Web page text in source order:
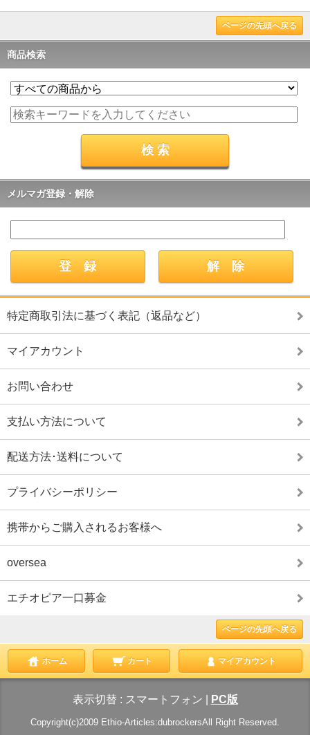
ページの先頭へ戻る
商品検索
メルマガ登録・解除
特定商取引法に基づく表記（返品など）
マイアカウント
お問い合わせ
支払い方法について
配送方法･送料について
プライバシーポリシー
携帯からご購入されるお客様へ
oversea
エチオピア一口募金
ページの先頭へ戻る
ホーム カート マイアカウント
表示切替 : スマートフォン PC版
Copyright(c)2009 Ethio-Articles:dubrockersAll Right Reserved.